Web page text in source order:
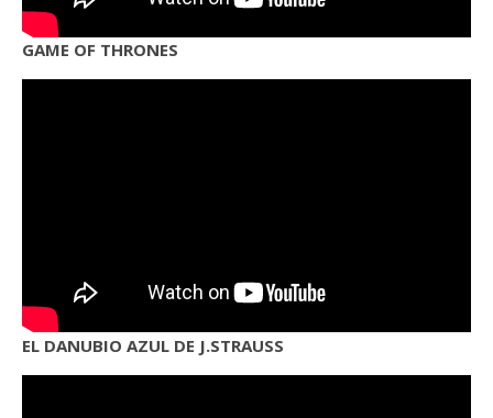
GAME OF THRONES
EL DANUBIO AZUL DE J.STRAUSS